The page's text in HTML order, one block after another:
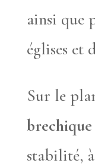
ainsi que
églises et
Sur le
brechique
stabilité,